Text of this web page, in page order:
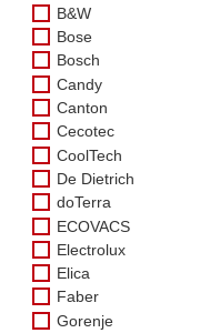
B&W
Bose
Bosch
Candy
Canton
Cecotec
CoolTech
De Dietrich
doTerra
ECOVACS
Electrolux
Elica
Faber
Gorenje